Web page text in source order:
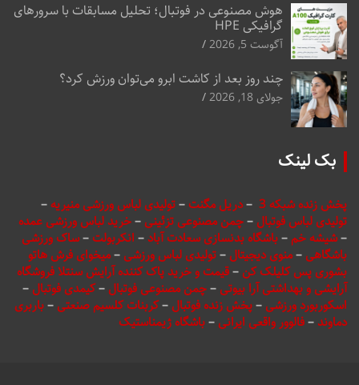
هوش مصنوعی در فوتبال؛ تحلیل مسابقات با سرورهای
گرافیکی HPE
آگوست 5, 2026
چند روز بعد از کاشت ابرو می‌توان ورزش کرد؟
جولای 18, 2026
بک لینک
پخش زنده شبکه 3 –دریل مگنت–تولیدی لباس ورزشی منیریه–
تولیدی لباس فوتبال –چمن مصنوعی تزئینی –خرید لباس ورزشی عمده
–شیشه خم–باشگاه بدنسازی سعادت آباد – انکربولت–ساک ورزشی
باشگاهی –منوی دیجیتال –تولیدی لباس ورزشی –میخوای فرش هاتو
بشوری پس کلیلک کن –قیمت و خرید پاک کننده آرایش سنتلا فروشگاه
آرایشی و بهداشتی آرا بیوتی –چمن مصنوعی فوتبال –کیمدی فوتبال –
اسکوربورد ورزشی –پخش زنده فوتبال –کربنات کلسیم صنعتی –باربری
دماوند–فالوور واقعی ایرانی –باشگاه ژیمناستیک